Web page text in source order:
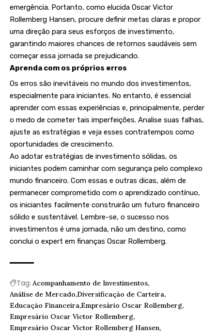
emergência. Portanto, como elucida Oscar Victor
Rollemberg Hansen, procure definir metas claras e propor
uma direção para seus esforços de investimento,
garantindo maiores chances de retornos saudáveis sem
começar essa jornada se prejudicando.
Aprenda com os próprios erros
Os erros são inevitáveis no mundo dos investimentos,
especialmente para iniciantes. No entanto, é essencial
aprender com essas experiências e, principalmente, perder
o medo de cometer tais imperfeições. Analise suas falhas,
ajuste as estratégias e veja esses contratempos como
oportunidades de crescimento.
Ao adotar estratégias de investimento sólidas, os
iniciantes podem caminhar com segurança pelo complexo
mundo financeiro. Com essas e outras dicas, além de
permanecer comprometido com o aprendizado contínuo,
os iniciantes facilmente construirão um futuro financeiro
sólido e sustentável. Lembre-se, o sucesso nos
investimentos é uma jornada, não um destino, como
conclui o expert em finanças Oscar Rollemberg.
Tag: Acompanhamento de Investimentos
Análise de Mercado Diversificação de Carteira
Educação Financeira Empresário Oscar Rollemberg
Empresário Oscar Victor Rollemberg
Empresário Oscar Victor Rollemberg Hansen